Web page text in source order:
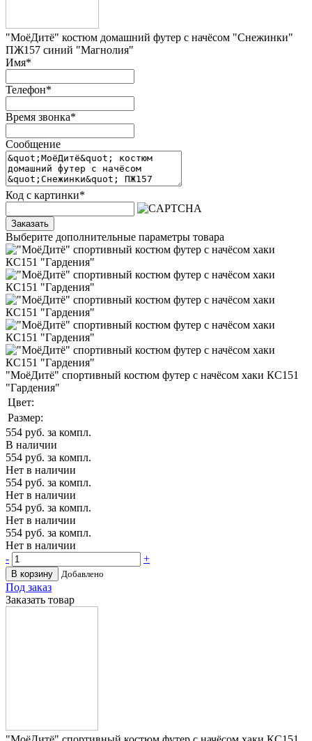
"МоёДитё" костюм домашний футер с начёсом "Снежинки"
ПЖ157 синий "Магнолия"
Имя*
Телефон*
Время звонка*
Сообщение
Код с картинки*
Заказать
Выберите дополнительные параметры товара
"МоёДитё" спортивный костюм футер с начёсом хаки КС151
"Гардения"
Цвет:
Размер:
554 руб. за компл.
В наличии
554 руб. за компл.
Нет в наличии
554 руб. за компл.
Нет в наличии
554 руб. за компл.
Нет в наличии
554 руб. за компл.
Нет в наличии
-
+
В корзину Добавлено
Под заказ
Заказать товар